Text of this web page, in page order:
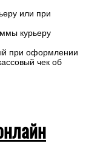
или при
курьеру
при оформлении
чек об